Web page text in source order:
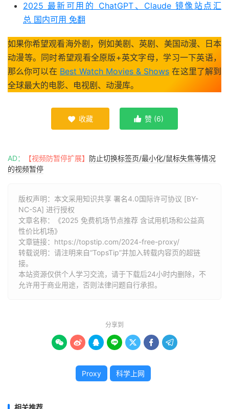
2025 最新可用的 ChatGPT、Claude 镜像站点汇
总 国内可用 免翻
如果你希望观看海外剧，例如美剧、英剧、美国动漫、日本
动漫等。同时希望观看全原版+英文字母，学习一下英语，
那么你可以在 Best Watch Movies & Shows 在这里了解到
全球最大的电影、电视剧、动漫库。
 收藏  赞 (6)
AD： 【视频防暂停扩展】 防止切换标签页/最小化/鼠标失焦等情况
的视频暂停
版权声明：本文采用知识共享 署名4.0国际许可协议 [BY-
NC-SA] 进行授权
文章名称：《2025 免费机场节点推荐 含试用机场和公益高
性价比机场》
文章链接： https://topstip.com/2024-free-proxy/
转载说明：请注明来自“TopsTip”并加入转载内容页的超链
接。
本站资源仅供个人学习交流，请于下载后24小时内删除，不
允许用于商业用途，否则法律问题自行承担。
分享到
      
Proxy 科学上网
相关推荐